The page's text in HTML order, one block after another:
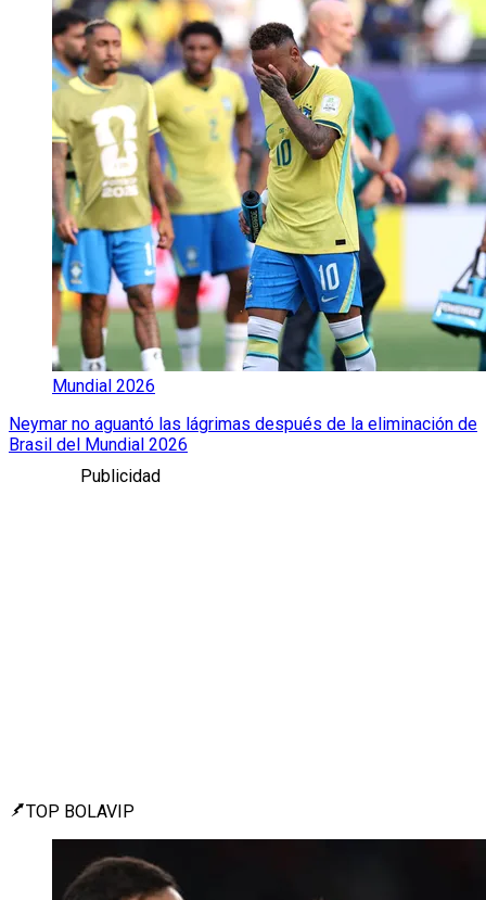
Mundial 2026
Neymar no aguantó las lágrimas después de la eliminación de
Brasil del Mundial 2026
Publicidad
TOP BOLAVIP